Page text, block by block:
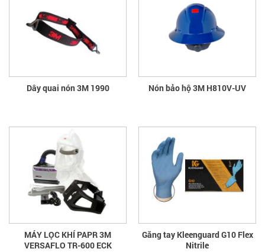
Dây quai nón 3M 1990 Nón bảo hộ 3M H810V-UV
MÁY LỌC KHÍ PAPR 3M
VERSAFLO TR-600 ECK
Găng tay Kleenguard G10 Flex
Nitrile